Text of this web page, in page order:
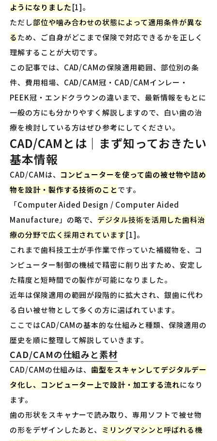
ようになりました[1]。
ただし部位や噛み合わせの状態によって適用条件が異な
るため、ご自身がどこまで保険で対応できるかを正しく
理解することが大切です。
この記事では、CAD/CAMの保険適用範囲、部位別の条
件、費用相場、CAD/CAM冠・CAD/CAMインレー・
PEEK冠・エンドクラウンの違いまで、最新情報をもとに
一般の方にも分かりやすく解説しますので、白い歯の治
療を検討している方はぜひ参考にしてください。
CAD/CAMとは｜まず知っておきたい
基本情報
CAD/CAMは、 コンピューターを使って歯の被せ物や詰め
物を設計・製作する技術のことです。
「Computer Aided Design / Computer Aided
Manufacture」の略で、 デジタル技術を活用した歯科治
療の分野で広く採用されています[1]。
これまで歯科技工士が手作業で作っていた補綴物を、コ
ンピューター制御の機械で精密に削り出すため、安定し
た精度と短時間での製作が可能になりました。
近年は保険適用の範囲が段階的に拡大され、銀歯に代わ
る白い被せ物として多くの方に選ばれています。
ここではCAD/CAMの基本的な仕組みと種類、保険適用の
歴史を順に整理して解説していきます。
CAD/CAMの仕組みと素材
CAD/CAMの仕組みは、歯型をスキャンしてデジタルデー
タ化し、コンピューター上で設計・加工する流れになり
ます。
歯の形状をスキャナーで読み取り、専用ソフトで被せ物
の形をデザインしたあと、 ミリングマシンと呼ばれる機